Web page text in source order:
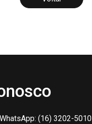
(16) 3202-5010